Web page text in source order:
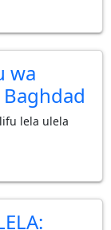
wa
lela ulela